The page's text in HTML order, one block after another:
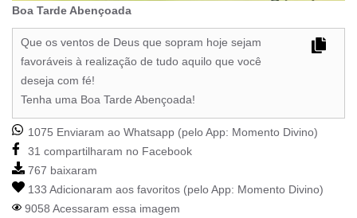
Boa Tarde Abençoada
Que os ventos de Deus que sopram hoje sejam
favoráveis à realização de tudo aquilo que você
deseja com fé!
Tenha uma Boa Tarde Abençoada!
1075 Enviaram ao Whatsapp (pelo App: Momento Divino)
31 compartilharam no Facebook
767 baixaram
133 Adicionaram aos favoritos (pelo App: Momento Divino)
9058 Acessaram essa imagem